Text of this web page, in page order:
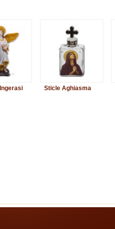
Sticle Aghiasma